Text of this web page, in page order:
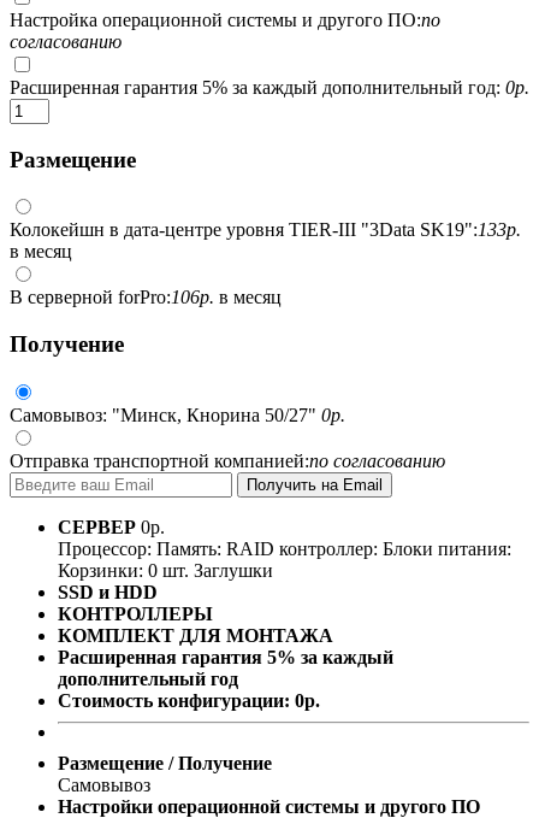
Настройка операционной системы и другого ПО:по
согласованию
Расширенная гарантия 5% за каждый дополнительный год: 0р.
Размещение
Колокейшн в дата-центре уровня TIER-III "3Data SK19":133р.
в месяц
В серверной forPro:106р. в месяц
Получение
Самовывоз: "Минск, Кнорина 50/27" 0р.
Отправка транспортной компанией:по согласованию
СЕРВЕР 0р.
Процессор: Память: RAID контроллер: Блоки питания:
Корзинки: 0 шт. Заглушки
SSD и HDD
КОНТРОЛЛЕРЫ
КОМПЛЕКТ ДЛЯ МОНТАЖА
Расширенная гарантия 5% за каждый
дополнительный год
Стоимость конфигурации: 0р.
Размещение / Получение
Самовывоз
Настройки операционной системы и другого ПО